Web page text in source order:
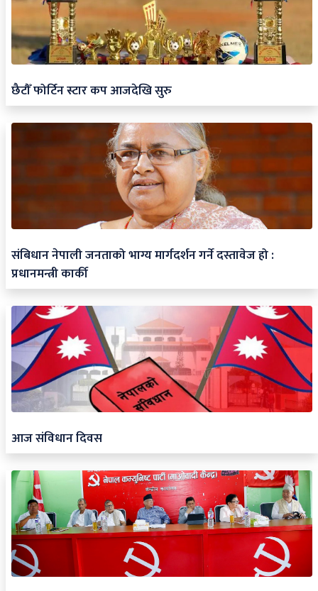
छैटौँ फोर्टिन स्टार कप आजदेखि सुरु
संबिधान नेपाली जनताको भाग्य मार्गदर्शन गर्ने दस्तावेज हो :
प्रधानमन्त्री कार्की
आज संविधान दिवस